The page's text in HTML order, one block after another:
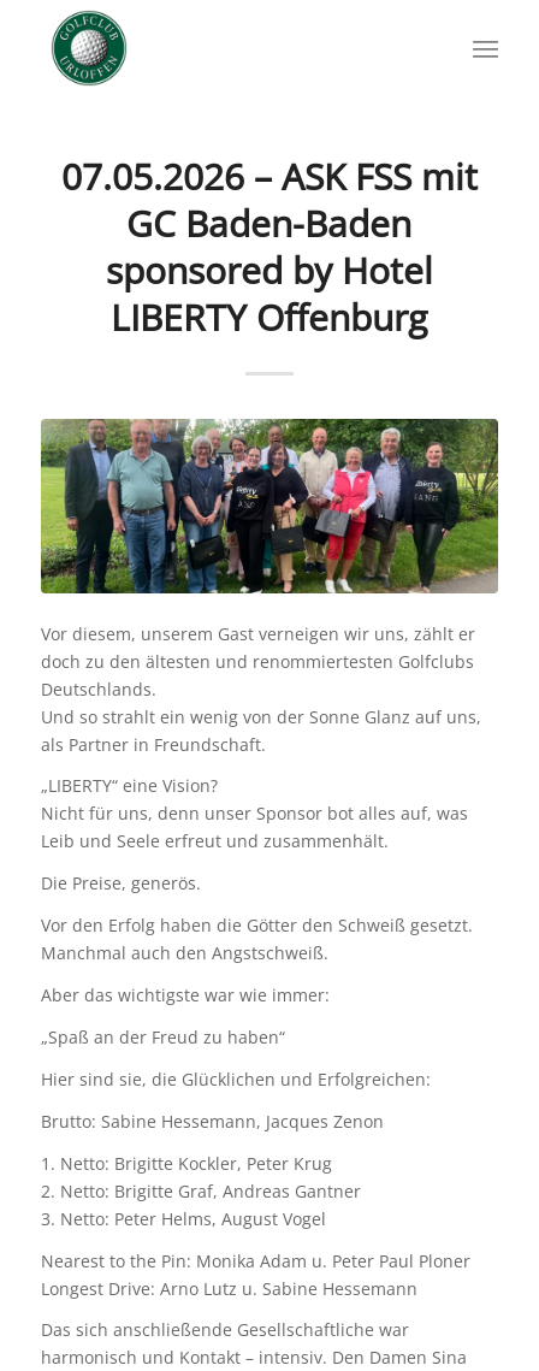
07.05.2026 – ASK FSS mit
GC Baden-Baden
sponsored by Hotel
LIBERTY Offenburg
Vor diesem, unserem Gast verneigen wir uns, zählt er
doch zu den ältesten und renommiertesten Golfclubs
Deutschlands.
Und so strahlt ein wenig von der Sonne Glanz auf uns,
als Partner in Freundschaft.
„LIBERTY“ eine Vision?
Nicht für uns, denn unser Sponsor bot alles auf, was
Leib und Seele erfreut und zusammenhält.
Die Preise, generös.
Vor den Erfolg haben die Götter den Schweiß gesetzt.
Manchmal auch den Angstschweiß.
Aber das wichtigste war wie immer:
„Spaß an der Freud zu haben“
Hier sind sie, die Glücklichen und Erfolgreichen:
Brutto: Sabine Hessemann, Jacques Zenon
1. Netto: Brigitte Kockler, Peter Krug
2. Netto: Brigitte Graf, Andreas Gantner
3. Netto: Peter Helms, August Vogel
Nearest to the Pin: Monika Adam u. Peter Paul Ploner
Longest Drive: Arno Lutz u. Sabine Hessemann
Das sich anschließende Gesellschaftliche war
harmonisch und Kontakt – intensiv. Den Damen Sina